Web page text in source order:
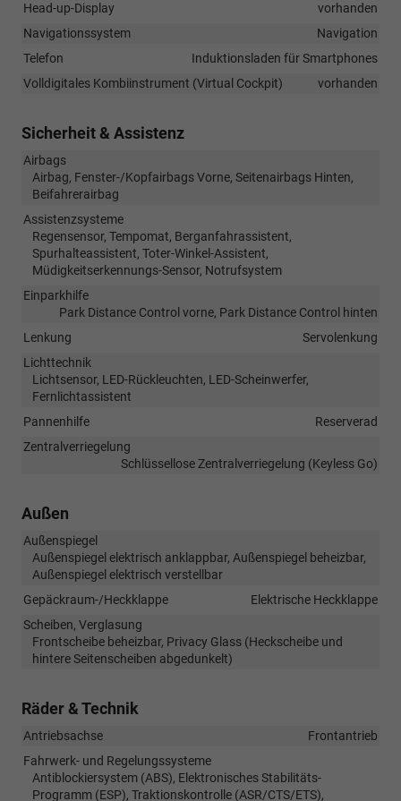
Head-up-Display
vorhanden
Navigationssystem
Navigation
Telefon
Induktionsladen für Smartphones
Volldigitales Kombiinstrument (Virtual Cockpit)
vorhanden
Sicherheit & Assistenz
Airbags
Airbag, Fenster-/Kopfairbags Vorne, Seitenairbags Hinten,
Beifahrerairbag
Assistenzsysteme
Regensensor, Tempomat, Berganfahrassistent,
Spurhalteassistent, Toter-Winkel-Assistent,
Müdigkeitserkennungs-Sensor, Notrufsystem
Einparkhilfe
Park Distance Control vorne, Park Distance Control hinten
Lenkung
Servolenkung
Lichttechnik
Lichtsensor, LED-Rückleuchten, LED-Scheinwerfer,
Fernlichtassistent
Pannenhilfe
Reserverad
Zentralverriegelung
Schlüssellose Zentralverriegelung (Keyless Go)
Außen
Außenspiegel
Außenspiegel elektrisch anklappbar, Außenspiegel beheizbar,
Außenspiegel elektrisch verstellbar
Gepäckraum-/Heckklappe
Elektrische Heckklappe
Scheiben, Verglasung
Frontscheibe beheizbar, Privacy Glass (Heckscheibe und
hintere Seitenscheiben abgedunkelt)
Räder & Technik
Antriebsachse
Frontantrieb
Fahrwerk- und Regelungssysteme
Antiblockiersystem (ABS), Elektronisches Stabilitäts-
Programm (ESP), Traktionskontrolle (ASR/CTS/ETS),